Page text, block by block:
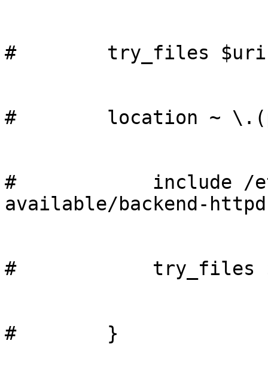
#        try_files $uri
#        location ~
#            include /
available/
#            try_files
#        }